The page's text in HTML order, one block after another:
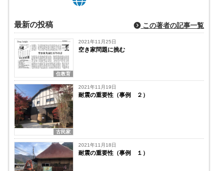
最新の投稿 この著者の記事一覧
住教育
2021年11月25日
空き家問題に挑む
古民家
2021年11月19日
耐震の重要性（事例 ２）
2021年11月18日
耐震の重要性（事例 １）